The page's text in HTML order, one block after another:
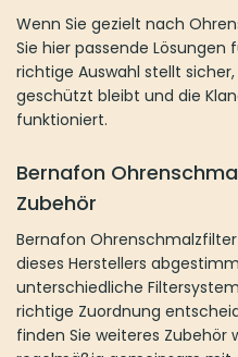
Wenn Sie gezielt nach
Sie hier passende Lösungen
richtige Auswahl stellt
geschützt bleibt und die
funktioniert.
Bernafon
Zubehör
Bernafon
dieses Herstellers
unterschiedliche
richtige Zuordnung
finden Sie weiteres Zubehör